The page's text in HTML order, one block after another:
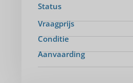
Status
Vraagprijs
Conditie
Aanvaarding